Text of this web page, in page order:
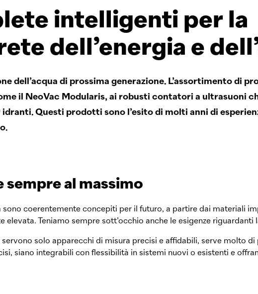
intelligenti per la
dell’energia e
dell’acqua di prossima generazione. L’assortimento di
il
NeoVac Modularis, ai robusti contatori a ultrasuoni
Questi prodotti sono l’esito di molti anni di
sempre al massimo
sono coerentemente concepiti per il futuro, a partire dai materiali
elevata. Teniamo sempre sott’occhio anche le esigenze
solo apparecchi di misura precisi e affidabili, serve molto di
siano integrabili con flessibilità in sistemi nuovi o esistenti e